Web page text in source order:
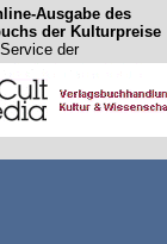
Ausgabe des
der Kulturpreise
der